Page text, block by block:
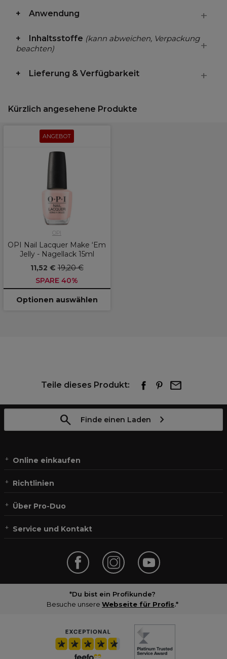
Anwendung
Inhaltsstoffe (kann abweichen, Verpackung
beachten)
Lieferung & Verfügbarkeit
Kürzlich angesehene Produkte
ANGEBOT
OPI
OPI Nail Lacquer Make ‘Em
Jelly - Nagellack 15ml
11,52 €19,20 €
SPARE 40%
Optionen auswählen
Teile dieses Produkt:
Finde einen Laden
Online einkaufen
Richtlinien
Über Pro-Duo
Service und Kontakt
*Du bist ein Profikunde?
Besuche unsere Webseite für Profis.*